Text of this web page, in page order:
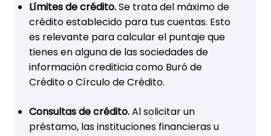
Límites de crédito.Se trata del máximo de
crédito establecido para tus cuentas. Esto
es relevante para calcular el puntaje que
tienes en alguna de las sociedades de
información crediticia como Buró de
Crédito o Círculo de Crédito.
Consultas de crédito.Al solicitar un
préstamo, las instituciones financieras u